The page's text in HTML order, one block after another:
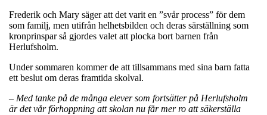
Frederik och Mary säger att det varit en ”svår process” för dem
som familj, men utifrån helhetsbilden och deras särställning som
kronprinspar så gjordes valet att plocka bort barnen från
Herlufsholm.
Under sommaren kommer de att tillsammans med sina barn fatta
ett beslut om deras framtida skolval.
– Med tanke på de många elever som fortsätter på Herlufsholm
är det vår förhoppning att skolan nu får mer ro att säkerställa